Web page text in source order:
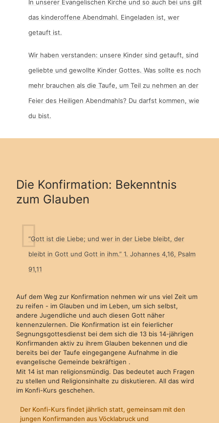
In unserer Evangelischen Kirche und so auch bei uns gilt
das kinderoffene Abendmahl. Eingeladen ist, wer
getauft ist.
Wir haben verstanden: unsere Kinder sind getauft, sind
geliebte und gewollte Kinder Gottes. Was sollte es noch
mehr brauchen als die Taufe, um Teil zu nehmen an der
Feier des Heiligen Abendmahls? Du darfst kommen, wie
du bist.
Die Konfirmation: Bekenntnis
zum Glauben
“Gott ist die Liebe; und wer in der Liebe bleibt, der
bleibt in Gott und Gott in ihm.” 1. Johannes 4,16, Psalm
91,11
Auf dem Weg zur Konfirmation nehmen wir uns viel Zeit um
zu reifen - im Glauben und im Leben, um sich selbst,
andere Jugendliche und auch diesen Gott näher
kennenzulernen. Die Konfirmation ist ein feierlicher
Segnungsgottesdienst bei dem sich die 13 bis 14-jährigen
Konfirmanden aktiv zu ihrem Glauben bekennen und die
bereits bei der Taufe eingegangene Aufnahme in die
evangelische Gemeinde bekräftigen .
Mit 14 ist man religionsmündig. Das bedeutet auch Fragen
zu stellen und Religionsinhalte zu diskutieren. All das wird
im Konfi-Kurs geschehen.
Der Konfi-Kurs findet jährlich statt, gemeinsam mit den
jungen Konfirmanden aus Vöcklabruck und